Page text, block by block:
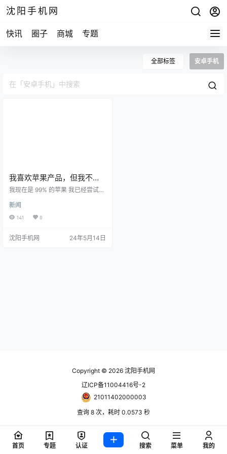
沈阳手机网
快讯 圈子 商城 专题
全部标签 安卓手机
我喜欢苹果产品，但我不会
放弃我的安卓手机
我现在是 99% 的苹果 我已经尝试了
iPhone的外形不是很好 我只是不喜
欢iPhone照片（视频很棒） 为什么
以至于你只能看到我的头顶，但我
新闻
141 0
沈阳手机网 24年5月14日
Copyright © 2026 沈阳手机网
辽ICP备11004416号-2
21011402000003
查询 8 次，耗时 0.0573 秒
首页 专题 认证 搜索 菜单 我的